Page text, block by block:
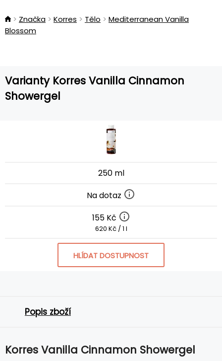
Značka Korres Tělo
Mediterranean Vanilla
Blossom
Varianty Korres Vanilla Cinnamon
Showergel
250 ml
Na dotaz
155 Kč
620 Kč / 1 l
HLÍDAT DOSTUPNOST
Popis zboží
Korres Vanilla Cinnamon Showergel